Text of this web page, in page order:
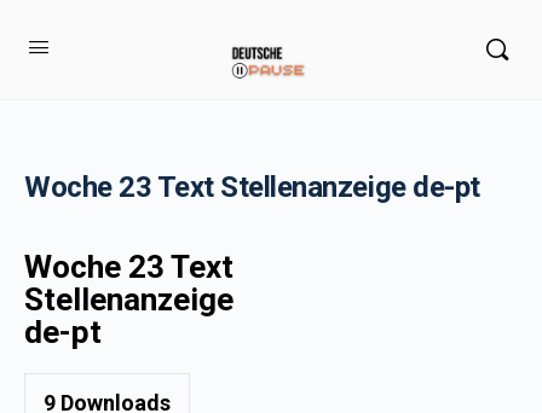
Woche 23 Text Stellenanzeige de-pt
Woche 23 Text
Stellenanzeige
de-pt
9 Downloads